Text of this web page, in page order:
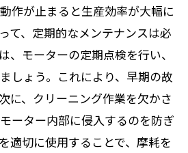
作が止まると生産効率が大幅に
て、定期的なメンテナンスは必
、モーターの定期点検を行い、
しょう。これにより、早期の故
に、クリーニング作業を欠かさ
ーター内部に侵入するのを防ぎ
適切に使用することで、摩耗を